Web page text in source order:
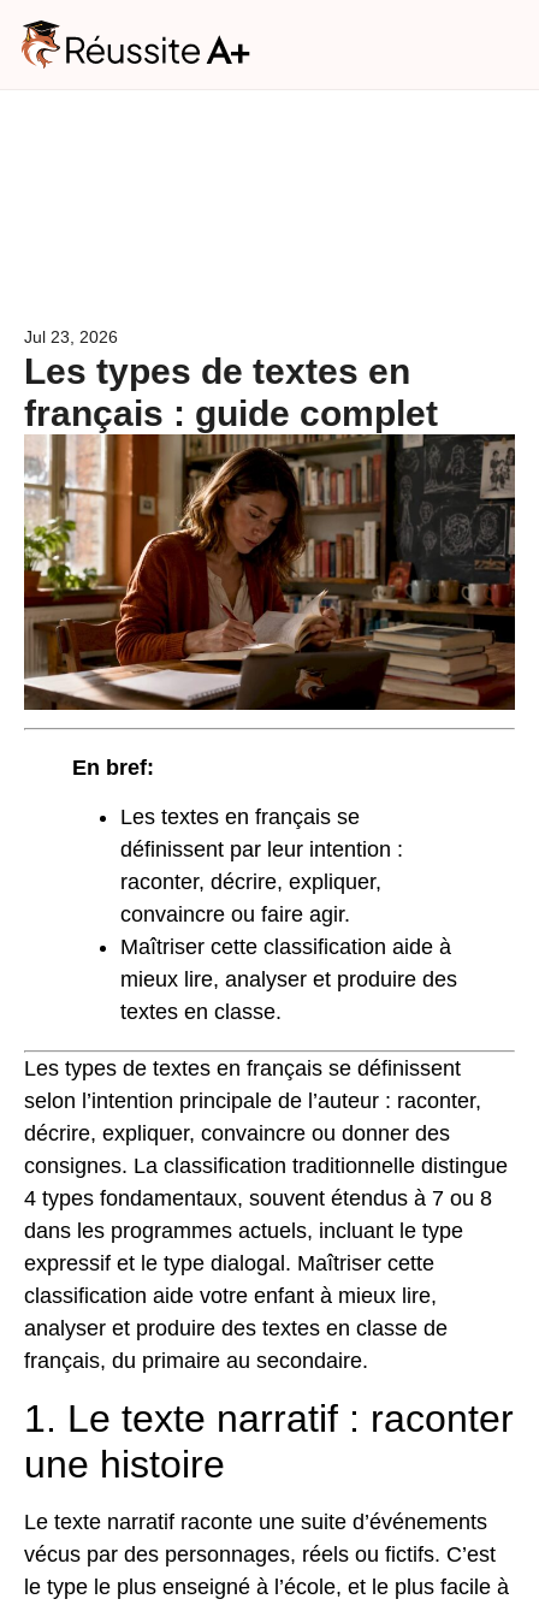
Jul 23, 2026
Les types de textes en
français : guide complet
En bref:
Les textes en français se
définissent par leur intention :
raconter, décrire, expliquer,
convaincre ou faire agir.
Maîtriser cette classification aide à
mieux lire, analyser et produire des
textes en classe.
Les types de textes en français se définissent
selon l’intention principale de l’auteur : raconter,
décrire, expliquer, convaincre ou donner des
consignes. La classification traditionnelle distingue
4 types fondamentaux, souvent étendus à 7 ou 8
dans les programmes actuels, incluant le type
expressif et le type dialogal. Maîtriser cette
classification aide votre enfant à mieux lire,
analyser et produire des textes en classe de
français, du primaire au secondaire.
1. Le texte narratif : raconter
une histoire
Le texte narratif raconte une suite d’événements
vécus par des personnages, réels ou fictifs. C’est
le type le plus enseigné à l’école, et le plus facile à
Consultation
Matière(s)
Français
Mathématiques
Les deux